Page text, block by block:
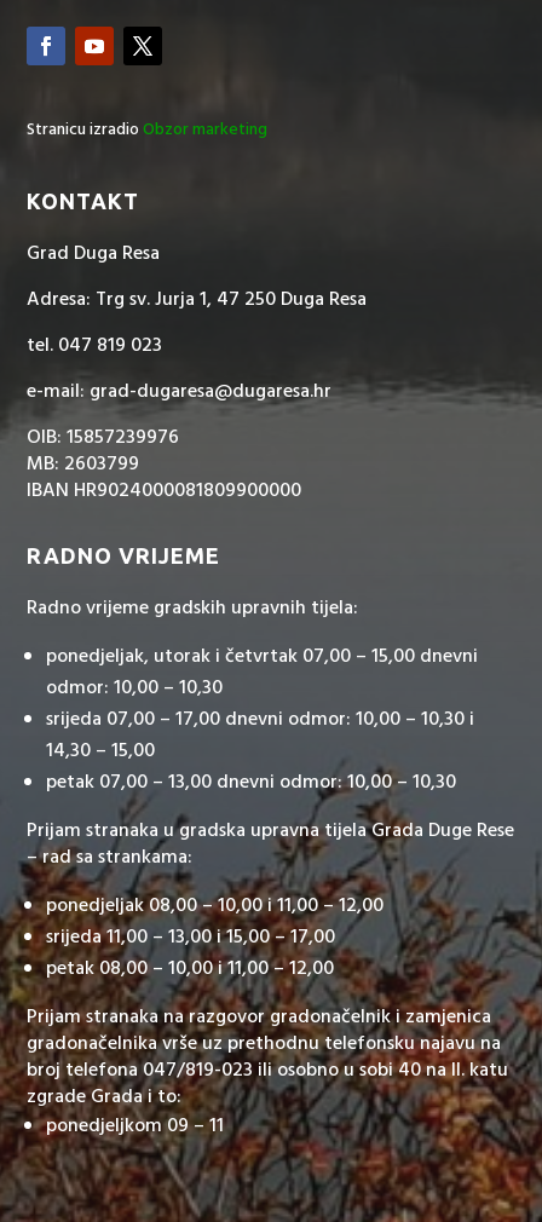
Stranicu izradioObzor marketing
KONTAKT
Grad Duga Resa
Adresa: Trg sv. Jurja 1, 47 250 Duga Resa
tel. 047 819 023
e-mail: grad-dugaresa@dugaresa.hr
OIB: 15857239976
MB: 2603799
IBAN HR9024000081809900000
RADNO VRIJEME
Radno vrijeme gradskih upravnih tijela:
ponedjeljak, utorak i četvrtak 07,00 – 15,00 dnevni
odmor: 10,00 – 10,30
srijeda 07,00 – 17,00 dnevni odmor: 10,00 – 10,30 i
14,30 – 15,00
petak 07,00 – 13,00 dnevni odmor: 10,00 – 10,30
Prijam stranaka u gradska upravna tijela Grada Duge Rese
– rad sa strankama:
ponedjeljak 08,00 – 10,00 i 11,00 – 12,00
srijeda 11,00 – 13,00 i 15,00 – 17,00
petak 08,00 – 10,00 i 11,00 – 12,00
Prijam stranaka na razgovor gradonačelnik i zamjenica
gradonačelnika vrše uz prethodnu telefonsku najavu na
broj telefona 047/819-023 ili osobno u sobi 40 na II. katu
zgrade Grada i to:
ponedjeljkom 09 – 11